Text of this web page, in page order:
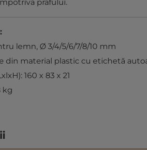
prafului.
lemn, Ø 3/4/5/6/7/8/10 mm
din material plastic cu etichetă
160 x 83 x 21
kg